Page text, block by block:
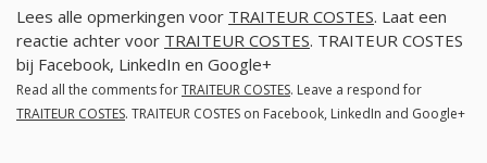
Lees alle opmerkingen voor TRAITEUR COSTES. Laat een
reactie achter voor TRAITEUR COSTES. TRAITEUR COSTES
bij Facebook, LinkedIn en Google+
Read all the comments forTRAITEUR COSTES. Leave a respond for
TRAITEUR COSTES. TRAITEUR COSTES on Facebook, LinkedIn and Google+